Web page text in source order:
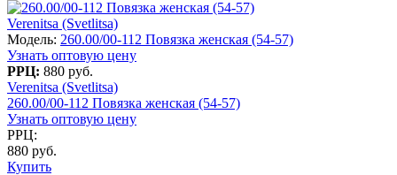
Verenitsa (Svetlitsa)
Модель: 260.00/00-112 Повязка женская (54-57)
Узнать оптовую цену
РРЦ: 880 руб.
Verenitsa (Svetlitsa)
260.00/00-112 Повязка женская (54-57)
Узнать оптовую цену
РРЦ:
880 руб.
Купить